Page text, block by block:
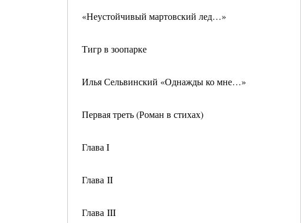
«Неустойчивый мартовский лед…»
Тигр в зоопарке
Илья Сельвинский «Однажды ко мне…»
Первая треть (Роман в стихах)
Глава I
Глава II
Глава III